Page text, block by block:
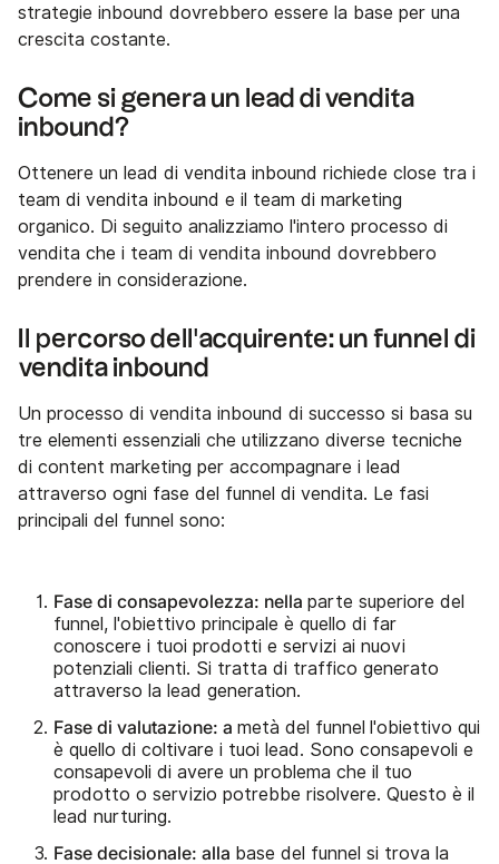
strategie inbound dovrebbero essere la base per una
crescita costante.
Come si genera un lead di vendita
inbound?
Ottenere un lead di vendita inbound richiede close tra i
team di vendita inbound e il team di marketing
organico. Di seguito analizziamo l'intero processo di
vendita che i team di vendita inbound dovrebbero
prendere in considerazione.
Il percorso dell'acquirente: un funnel di
vendita inbound
Un processo di vendita inbound di successo si basa su
tre elementi essenziali che utilizzano diverse tecniche
di content marketing per accompagnare i lead
attraverso ogni fase del funnel di vendita. Le fasi
principali del funnel sono:
Fase di consapevolezza: nella parte superiore del
funnel, l'obiettivo principale è quello di far
conoscere i tuoi prodotti e servizi ai nuovi
potenziali clienti. Si tratta di traffico generato
attraverso la lead generation.
Fase di valutazione: a metà del funnel l'obiettivo qui
è quello di coltivare i tuoi lead. Sono consapevoli e
consapevoli di avere un problema che il tuo
prodotto o servizio potrebbe risolvere. Questo è il
lead nurturing.
Fase decisionale: alla base del funnel si trova la